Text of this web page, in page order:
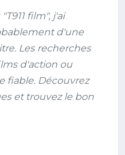
film", j'ai
d'une
Les recherches
d'action ou
fiable. Découvrez
et trouvez le bon